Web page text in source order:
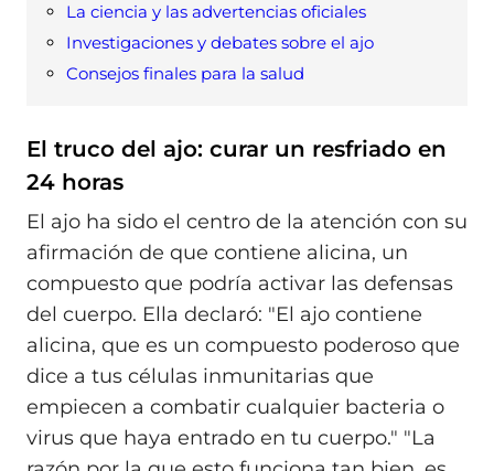
La ciencia y las advertencias oficiales
Investigaciones y debates sobre el ajo
Consejos finales para la salud
El truco del ajo: curar un resfriado en
24 horas
El ajo ha sido el centro de la atención con su
afirmación de que contiene alicina, un
compuesto que podría activar las defensas
del cuerpo. Ella declaró: "El ajo contiene
alicina, que es un compuesto poderoso que
dice a tus células inmunitarias que
empiecen a combatir cualquier bacteria o
virus que haya entrado en tu cuerpo." "La